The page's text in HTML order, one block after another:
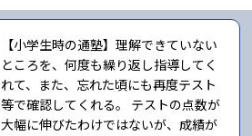
【小学生時の通塾】理解できていない
ところを、何度も繰り返し指導してく
れて、また、忘れた頃にも再度テスト
等で確認してくれる。 テストの点数が
大幅に伸びたわけではないが、成績が